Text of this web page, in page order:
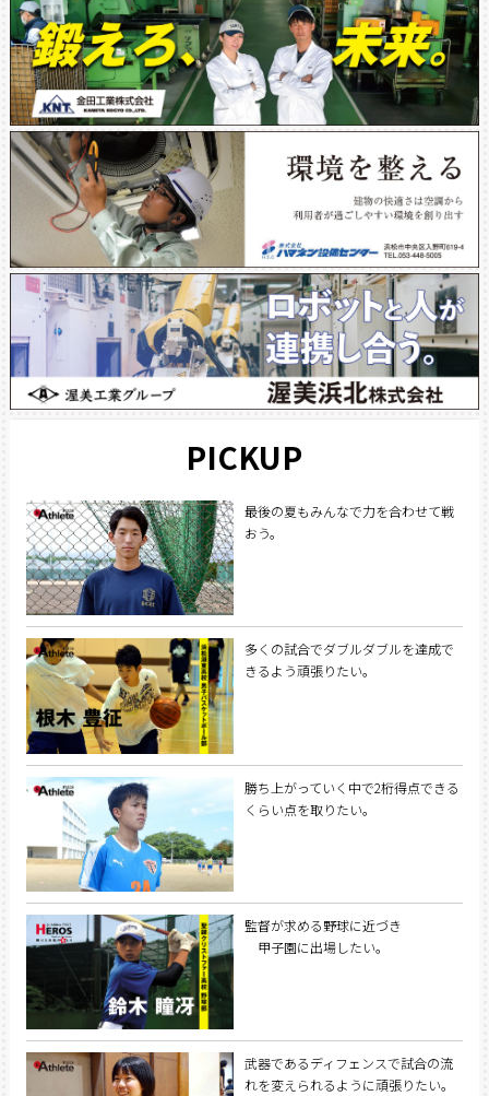
PICKUP
最後の夏もみんなで力を合わせて戦
おう。
多くの試合でダブルダブルを達成で
きるよう頑張りたい。
勝ち上がっていく中で2桁得点できる
くらい点を取りたい。
監督が求める野球に近づき
甲子園に出場したい。
武器であるディフェンスで試合の流
れを変えられるように頑張りたい。